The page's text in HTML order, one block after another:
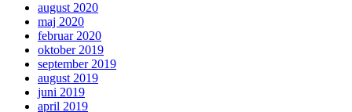
august 2020
maj 2020
februar 2020
oktober 2019
september 2019
august 2019
juni 2019
april 2019